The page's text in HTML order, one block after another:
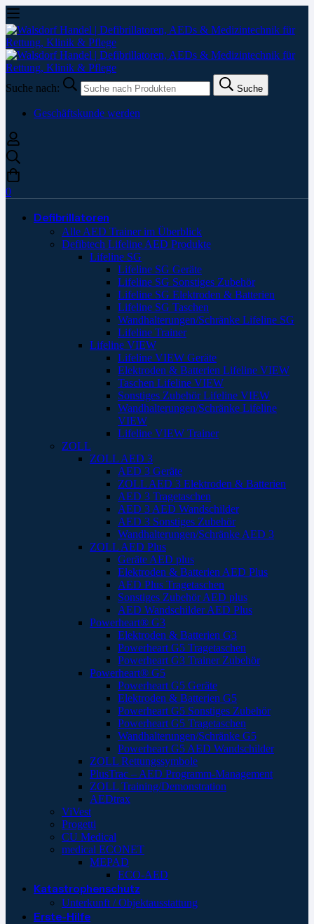
Suche nach: Suche
Geschäftskunde werden
0
Defibrillatoren
Alle AED Trainer im Überblick
Defibtech Lifeline AED Produkte
Lifeline SG
Lifeline SG Geräte
Lifeline SG Sonstiges Zubehör
Lifeline SG Elektroden & Batterien
Lifeline SG Taschen
Wandhalterungen/Schränke Lifeline SG
Lifeline Trainer
Lifeline VIEW
Lifeline VIEW Geräte
Elektroden & Batterien Lifeline VIEW
Taschen Lifeline VIEW
Sonstiges Zubehör Lifeline VIEW
Wandhalterungen/Schränke Lifeline
VIEW
Lifeline VIEW Trainer
ZOLL
ZOLL AED 3
AED 3 Geräte
ZOLL AED 3 Elektroden & Batterien
AED 3 Tragetaschen
AED 3 AED Wandschilder
AED 3 Sonstiges Zubehör
Wandhalterungen/Schränke AED 3
ZOLL AED Plus
Geräte AED plus
Elektroden & Batterien AED Plus
AED Plus Tragetaschen
Sonstiges Zubehör AED plus
AED Wandschilder AED Plus
Powerheart® G3
Elektroden & Batterien G3
Powerheart G5 Tragetaschen
Powerheart G3 Trainer Zubehör
Powerheart® G5
Powerheart G5 Geräte
Elektroden & Batterien G5
Powerheart G5 Sonstiges Zubehör
Powerheart G5 Tragetaschen
Wandhalterungen/Schränke G5
Powerheart G5 AED Wandschilder
ZOLL Rettungssymbole
PlusTrac – AED Programm-Management
ZOLL Training/Demonstration
AEDtrax
ViVest
Progetti
CU Medical
medical ECONET
MEPAD
ECO-AED
Katastrophenschutz
Unterkunft / Objektausstattung
Erste-Hilfe